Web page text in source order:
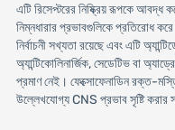
এটি রিসেপ্টরের নিষ্ক্রিয় রূপকে আবদ্ধ
নিম্নধারার প্রভাবগুলিকে প্রতিরোধ
নির্বাচনী সখ্যতা রয়েছে এবং এটি
অ্যান্টিকোলিনার্জিক, সেডেটিভ বা
প্রমাণ নেই। ফেক্সোফেনাডিন রক্ত-
উল্লেখযোগ্য CNS প্রভাব সৃষ্টি করার